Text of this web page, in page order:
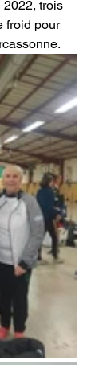
2022, trois
froid pour